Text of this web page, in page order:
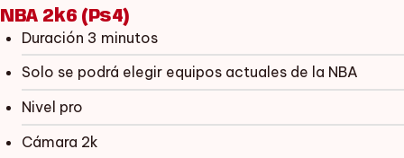
NBA 2k6 (Ps4)
Duración 3 minutos
Solo se podrá elegir equipos actuales de la NBA
Nivel pro
Cámara 2k